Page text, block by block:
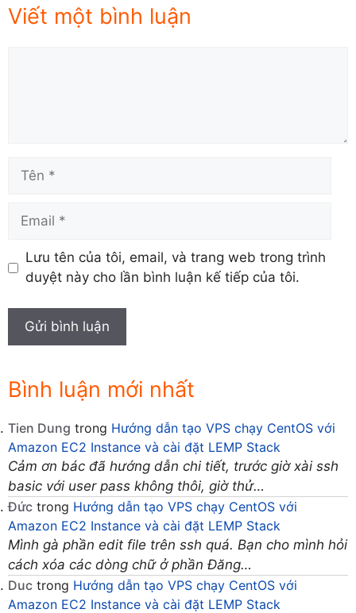
Viết một bình luận
Tên
Email
Lưu tên của tôi, email, và trang web trong trình
duyệt này cho lần bình luận kế tiếp của tôi.
Bình luận mới nhất
Tien Dung trong Hướng dẫn tạo VPS chạy CentOS với
Amazon EC2 Instance và cài đặt LEMP Stack
Cảm ơn bác đã hướng dẫn chi tiết, trước giờ xài ssh
basic với user pass không thôi, giờ thử…
Đức trong Hướng dẫn tạo VPS chạy CentOS với
Amazon EC2 Instance và cài đặt LEMP Stack
Mình gà phần edit file trên ssh quá. Bạn cho mình hỏi
cách xóa các dòng chữ ở phần Đăng…
Duc trong Hướng dẫn tạo VPS chạy CentOS với
Amazon EC2 Instance và cài đặt LEMP Stack